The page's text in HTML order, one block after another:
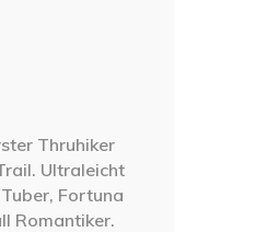
Thruhiker
Ultraleicht
Fortuna
Romantiker.